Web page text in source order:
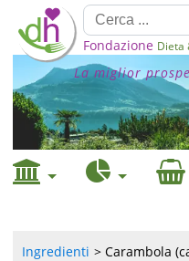
Fondazione Dieta
La miglior
Ingredienti Carambola